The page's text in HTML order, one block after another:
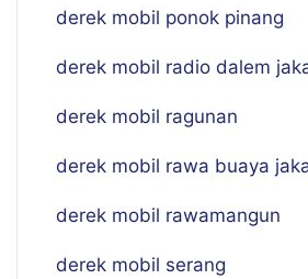
derek mobil ponok pinang
derek mobil radio dalem
derek mobil ragunan
derek mobil rawa buaya
derek mobil rawamangun
derek mobil serang